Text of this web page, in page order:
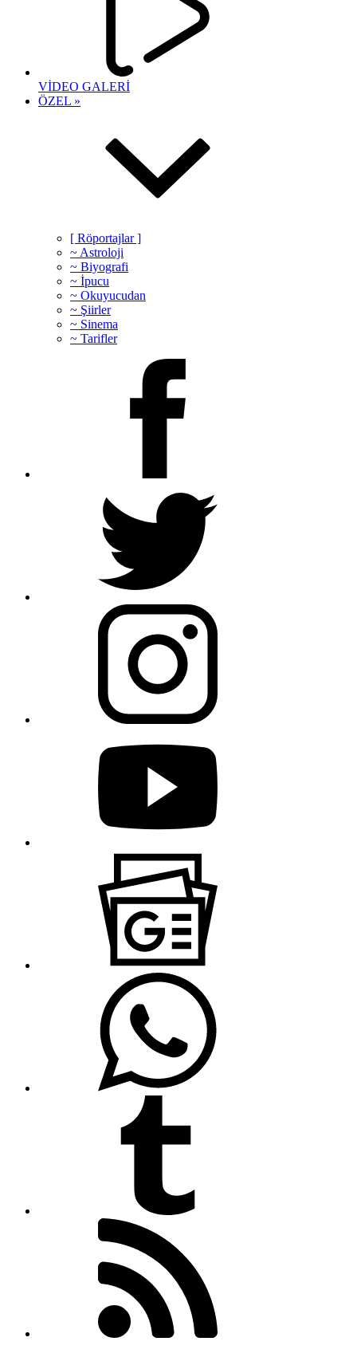
VİDEO GALERİ
ÖZEL »
[ Röportajlar ]
~ Astroloji
~ Biyografi
~ İpucu
~ Okuyucudan
~ Şiirler
~ Sinema
~ Tarifler